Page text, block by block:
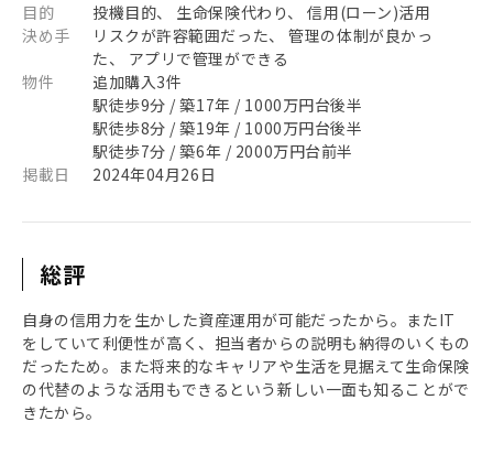
目的
投機目的、 生命保険代わり、 信用(ローン)活用
決め手
リスクが許容範囲だった、 管理の体制が良かっ
た、 アプリで管理ができる
物件
追加購入3件
駅徒歩9分 / 築17年 / 1000万円台後半
駅徒歩8分 / 築19年 / 1000万円台後半
駅徒歩7分 / 築6年 / 2000万円台前半
掲載日
2024年04月26日
総評
自身の信用力を生かした資産運用が可能だったから。またIT
をしていて利便性が高く、担当者からの説明も納得のいくもの
だったため。また将来的なキャリアや生活を見据えて生命保険
の代替のような活用もできるという新しい一面も知ることがで
きたから。